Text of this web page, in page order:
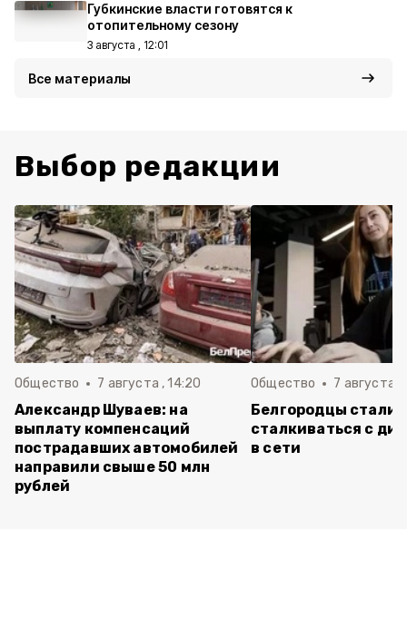
Губкинские власти готовятся к
отопительному сезону
3 августа , 12:01
Все материалы
Выбор редакции
Общество 7 августа , 14:20
Александр Шуваев: на
выплату компенсаций
пострадавших автомобилей
направили свыше 50 млн
рублей
Общество 7 августа ,
Белгородцы стали
сталкиваться с
в сети